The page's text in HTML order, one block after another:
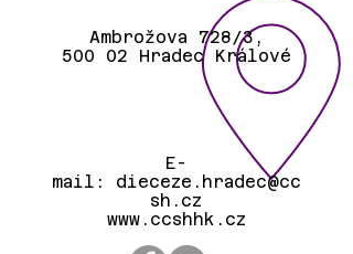
Ambrožova 728/3,
500 02 Hradec Králové
E-
mail: dieceze.hradec@cc
sh.cz
www.ccshhk.cz